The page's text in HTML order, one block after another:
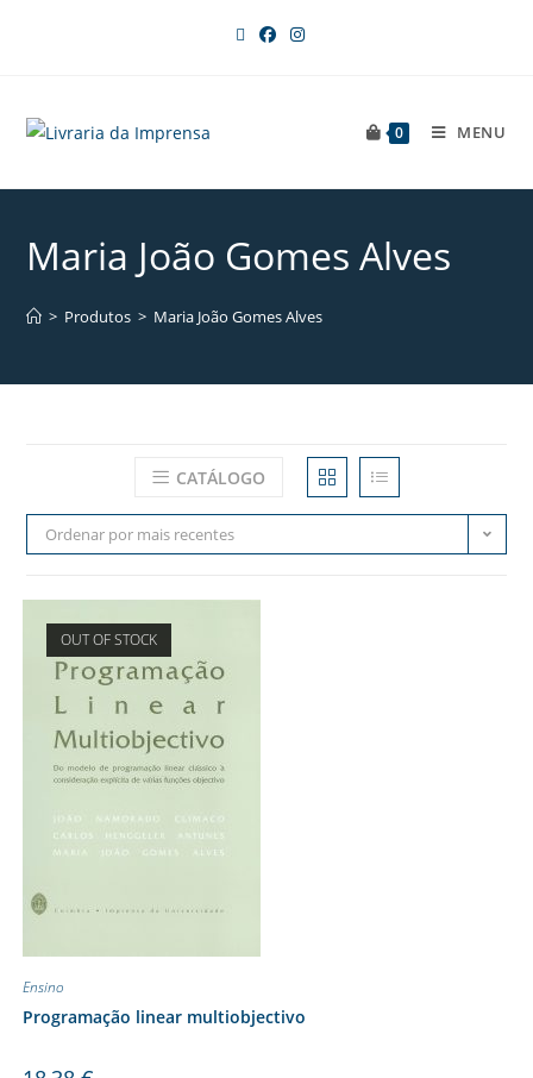
0 MENU
Maria João Gomes Alves
> Produtos > Maria João Gomes Alves
CATÁLOGO
Ordenar por mais recentes
OUT OF STOCK
Ensino
Programação linear multiobjectivo